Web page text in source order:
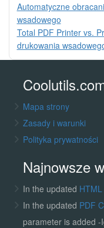
Automatyczne
wsadowego
Total PDF Printer vs.
drukowania
Mapa strony
Zasady i warunki
Polityka prywatności
Najnowsze
In the updated
In the updated PDF
parameter is added